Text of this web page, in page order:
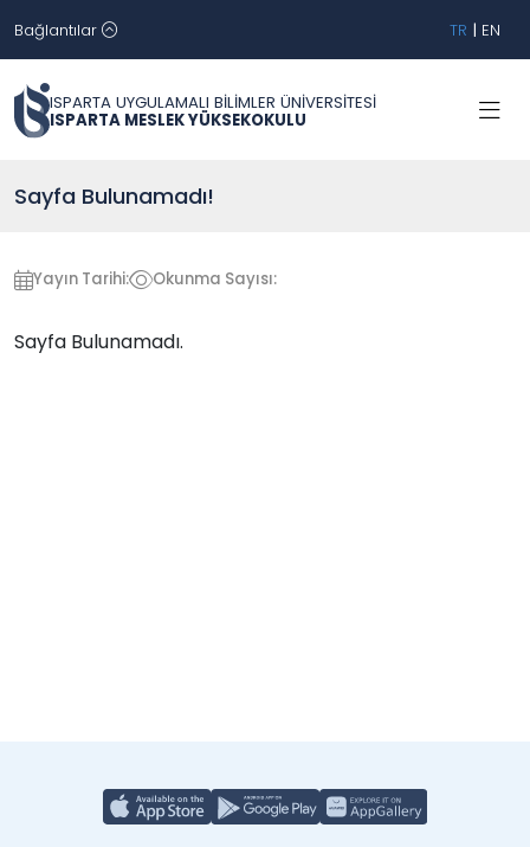
Bağlantılar TR | EN
ISPARTA UYGULAMALI BİLİMLER ÜNİVERSİTESİ
ISPARTA MESLEK YÜKSEKOKULU
Sayfa Bulunamadı!
Yayın Tarihi: Okunma Sayısı:
Sayfa Bulunamadı.